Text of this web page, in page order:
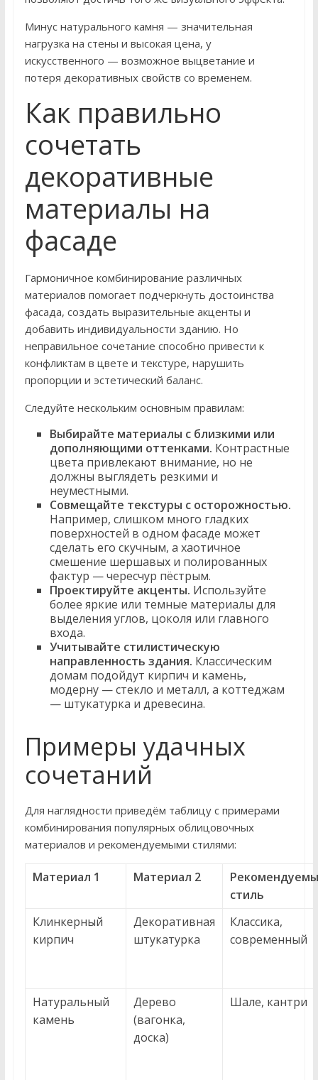
Минус натурального камня — значительная
нагрузка на стены и высокая цена, у
искусственного — возможное выцветание и
потеря декоративных свойств со временем.
Как правильно
сочетать
декоративные
материалы на
фасаде
Гармоничное комбинирование различных
материалов помогает подчеркнуть достоинства
фасада, создать выразительные акценты и
добавить индивидуальности зданию. Но
неправильное сочетание способно привести к
конфликтам в цвете и текстуре, нарушить
пропорции и эстетический баланс.
Следуйте нескольким основным правилам:
Выбирайте материалы с близкими или
дополняющими оттенками. Контрастные
цвета привлекают внимание, но не
должны выглядеть резкими и
неуместными.
Совмещайте текстуры с осторожностью.
Например, слишком много гладких
поверхностей в одном фасаде может
сделать его скучным, а хаотичное
смешение шершавых и полированных
фактур — чересчур пёстрым.
Проектируйте акценты. Используйте
более яркие или темные материалы для
выделения углов, цоколя или главного
входа.
Учитывайте стилистическую
направленность здания. Классическим
домам подойдут кирпич и камень,
модерну — стекло и металл, а коттеджам
— штукатурка и древесина.
Примеры удачных
сочетаний
Для наглядности приведём таблицу с примерами
комбинирования популярных облицовочных
материалов и рекомендуемыми стилями:
Материал 1 Материал 2
стиль
Клинкерный
кирпич
Декоративная
штукатурка
Классика,
современный
Натуральный
камень
Дерево
(вагонка,
доска)
Шале, кантри